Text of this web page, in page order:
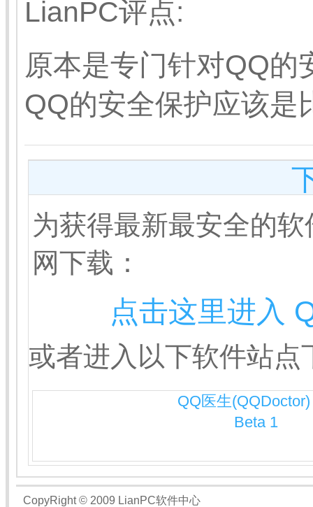
LianPC评点:
原本是专门针对QQ的
QQ的安全保护应该是
为获得最新最安全的
网下载：
点击这里进入
或者进入以下软件站点
QQ医生
Beta 1
CopyRight © 2009 LianPC软件中心